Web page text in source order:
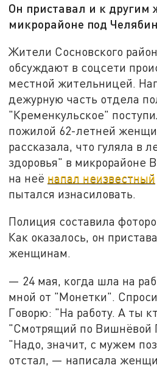
Он приставал и к
микрорайоне под
Жители Сосновского
обсуждают в соцсети
местной жительницей.
дежурную часть отдела
"Кременкульское"
пожилой 62-летней
рассказала, что гуляла в
здоровья" в микрорайоне
на неё напал неизвестный
пытался изнасиловать.
Полиция составила
Как оказалось, он
женщинам.
— 24 мая, когда шла на
мной от "Монетки".
Говорю: "На работу. А ты
"Смотрящий по Вишнёвой
"Надо, значит, с мужем
отстал, — написала